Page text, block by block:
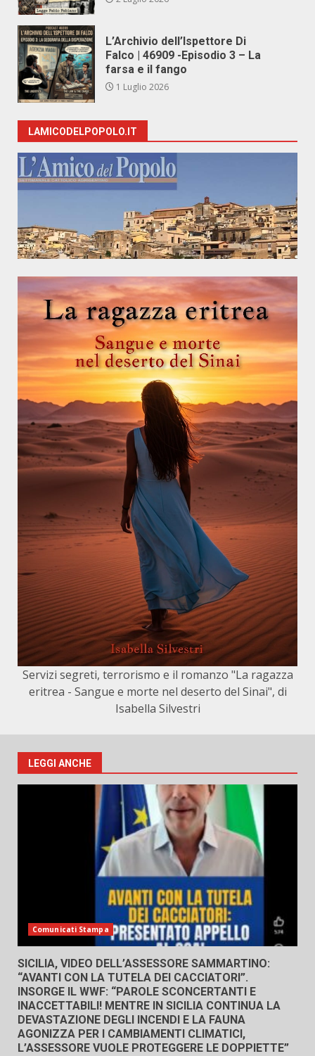
L’Archivio dell’Ispettore Di
Falco | 46909 -Episodio 3 – La
farsa e il fango
1 Luglio 2026
LAMICODELPOPOLO.IT
Servizi segreti, terrorismo e il romanzo "La ragazza
eritrea - Sangue e morte nel deserto del Sinai", di
Isabella Silvestri
LEGGI ANCHE
Comunicati Stampa
SICILIA, VIDEO DELL’ASSESSORE SAMMARTINO:
“AVANTI CON LA TUTELA DEI CACCIATORI”.
INSORGE IL WWF: “PAROLE SCONCERTANTI E
INACCETTABILI! MENTRE IN SICILIA CONTINUA LA
DEVASTAZIONE DEGLI INCENDI E LA FAUNA
AGONIZZA PER I CAMBIAMENTI CLIMATICI,
L’ASSESSORE VUOLE PROTEGGERE LE DOPPIETTE”